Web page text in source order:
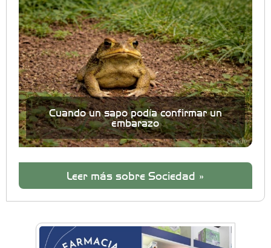
Cuando un sapo podía confirmar un
embarazo
Leer más sobre Sociedad »